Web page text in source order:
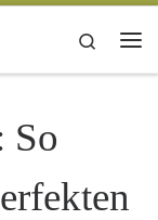
Search
So